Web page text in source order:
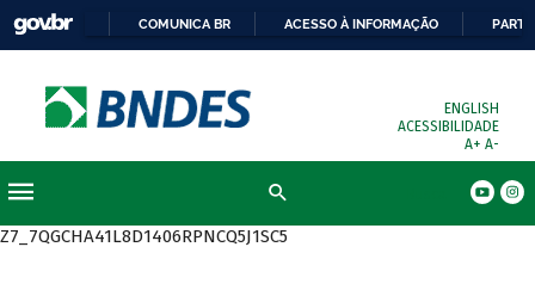
COMUNICA BR ACESSO À INFORMAÇÃO
ENGLISH
ACESSIBILIDADE
A+ A-
Z7_7QGCHA41L8D1406RPNCQ5J1SC5